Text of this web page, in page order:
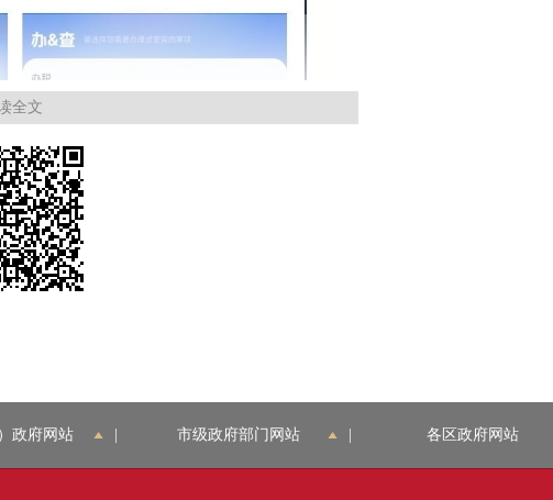
全文
政府网站 市级政府部门网站 各区政府网站